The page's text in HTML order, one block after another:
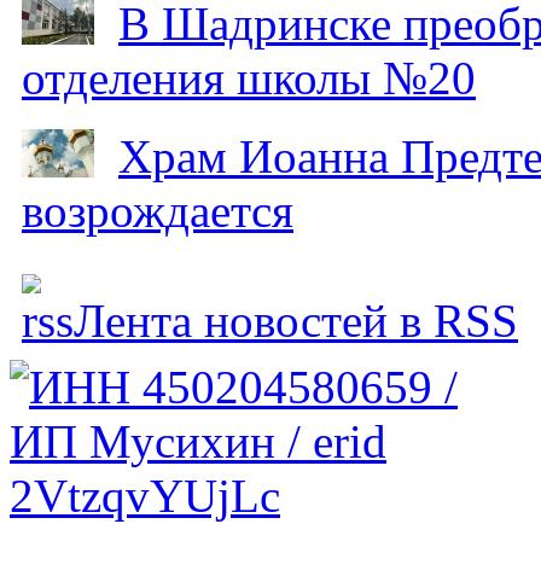
В Шадринске
отделения школы №20
Храм Иоанна
возрождается
Лента новостей в RSS